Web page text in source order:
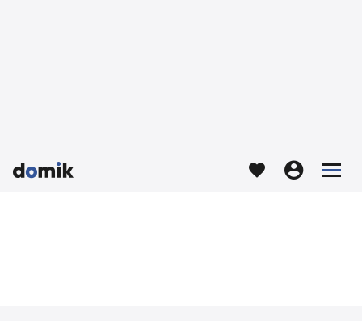


   

